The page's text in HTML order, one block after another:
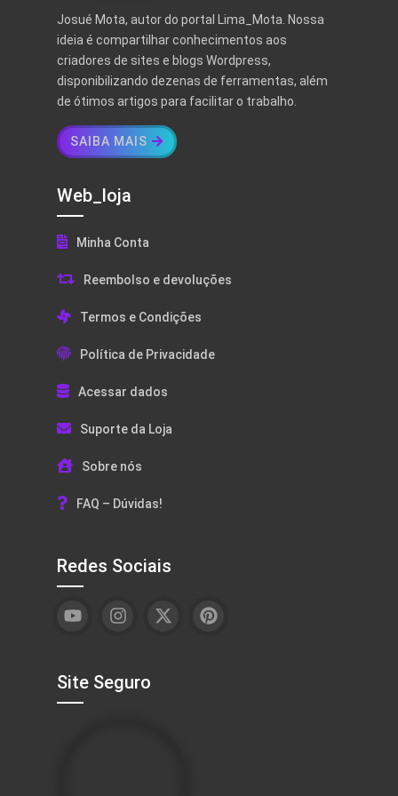
Josué Mota, autor do portal Lima_Mota. Nossa
ideia é compartilhar conhecimentos aos
criadores de sites e blogs Wordpress,
disponibilizando dezenas de ferramentas, além
de ótimos artigos para facilitar o trabalho.
SAIBA MAIS
Web_loja
Minha Conta
Reembolso e devoluções
Termos e Condições
Política de Privacidade
Acessar dados
Suporte da Loja
Sobre nós
FAQ – Dúvidas!
Redes Sociais
Site Seguro